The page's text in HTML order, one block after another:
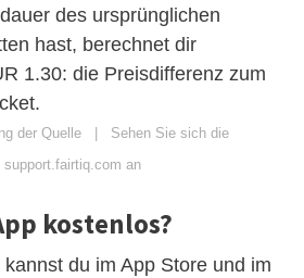
des ursprünglichen
hast, berechnet dir
1.30: die Preisdifferenz zum
der Quelle
Sehen Sie sich die
an
kostenlos?
du im App Store und im